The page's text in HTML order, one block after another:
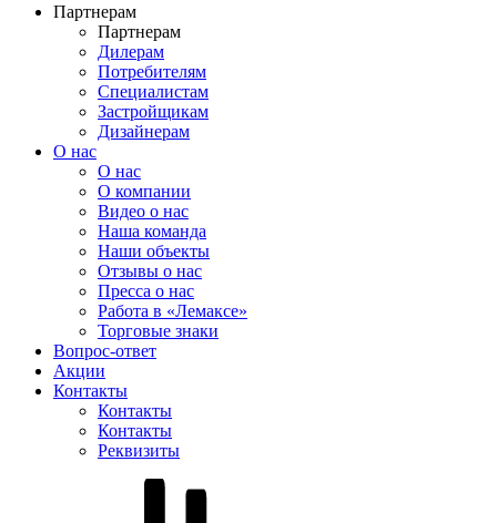
Партнерам
Партнерам
Дилерам
Потребителям
Специалистам
Застройщикам
Дизайнерам
О нас
О нас
О компании
Видео о нас
Наша команда
Наши объекты
Отзывы о нас
Пресса о нас
Работа в «Лемаксе»
Торговые знаки
Вопрос-ответ
Акции
Контакты
Контакты
Контакты
Реквизиты